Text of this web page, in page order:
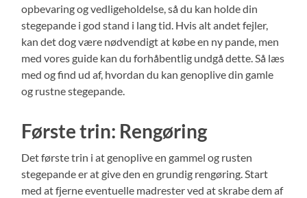
opbevaring og vedligeholdelse, så du kan holde din
stegepande i god stand i lang tid. Hvis alt andet fejler,
kan det dog være nødvendigt at købe en ny pande, men
med vores guide kan du forhåbentlig undgå dette. Så læs
med og find ud af, hvordan du kan genoplive din gamle
og rustne stegepande.
Første trin: Rengøring
Det første trin i at genoplive en gammel og rusten
stegepande er at give den en grundig rengøring. Start
med at fjerne eventuelle madrester ved at skrabe dem af